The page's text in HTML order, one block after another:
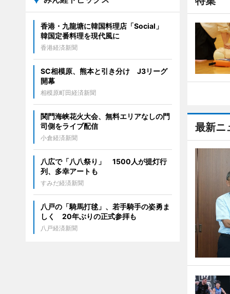
最新ニ
香港・九龍塘に韓国料理店「Social」
韓国定番料理を現代風に
香港経済新聞
SC相模原、熊本と引き分け J3リーグ
開幕
相模原町田経済新聞
関門海峡花火大会、無料エリアなしの門
司側をライブ配信
小倉経済新聞
八広で「八八祭り」 1500人が提灯行
列、多幸アートも
すみだ経済新聞
八戸の「騎馬打毬」、若手騎手の姿勇ま
しく 20年ぶりの正式参拝も
八戸経済新聞